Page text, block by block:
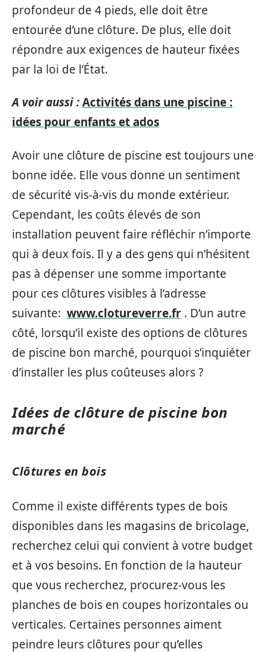
profondeur de 4 pieds, elle doit être
entourée d’une clôture. De plus, elle doit
répondre aux exigences de hauteur fixées
par la loi de l’État.
A voir aussi :Activités dans une piscine :
idées pour enfants et ados
Avoir une clôture de piscine est toujours une
bonne idée. Elle vous donne un sentiment
de sécurité vis-à-vis du monde extérieur.
Cependant, les coûts élevés de son
installation peuvent faire réfléchir n’importe
qui à deux fois. Il y a des gens qui n’hésitent
pas à dépenser une somme importante
pour ces clôtures visibles à l’adresse
suivante: www.clotureverre.fr . D’un autre
côté, lorsqu’il existe des options de clôtures
de piscine bon marché, pourquoi s’inquiéter
d’installer les plus coûteuses alors ?
Idées de clôture de piscine bon
marché
Clôtures en bois
Comme il existe différents types de bois
disponibles dans les magasins de bricolage,
recherchez celui qui convient à votre budget
et à vos besoins. En fonction de la hauteur
que vous recherchez, procurez-vous les
planches de bois en coupes horizontales ou
verticales. Certaines personnes aiment
peindre leurs clôtures pour qu’elles